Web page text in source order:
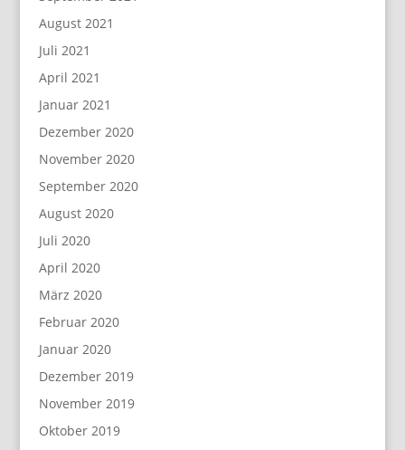
August 2021
Juli 2021
April 2021
Januar 2021
Dezember 2020
November 2020
September 2020
August 2020
Juli 2020
April 2020
März 2020
Februar 2020
Januar 2020
Dezember 2019
November 2019
Oktober 2019